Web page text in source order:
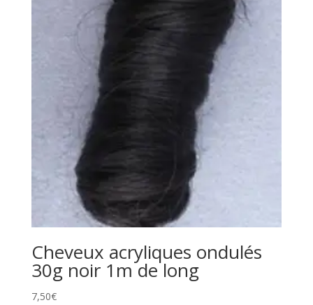
Cheveux acryliques ondulés
30g noir 1m de long
7,50€